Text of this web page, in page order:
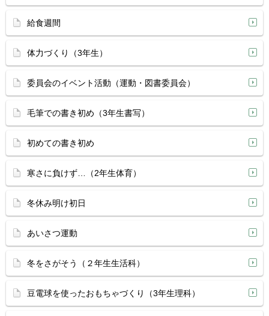
給食週間
体力づくり（3年生）
委員会のイベント活動（運動・図書委員会）
毛筆での書き初め（3年生書写）
初めての書き初め
寒さに負けず…（2年生体育）
冬休み明け初日
あいさつ運動
冬をさがそう（２年生生活科）
豆電球を使ったおもちゃづくり（3年生理科）